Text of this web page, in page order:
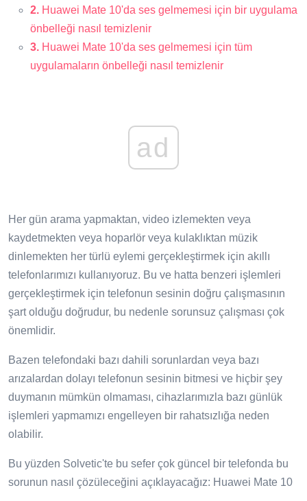
2. Huawei Mate 10'da ses gelmemesi için bir uygulama
önbelleği nasıl temizlenir
3. Huawei Mate 10'da ses gelmemesi için tüm
uygulamaların önbelleği nasıl temizlenir
ad
Her gün arama yapmaktan, video izlemekten veya
kaydetmekten veya hoparlör veya kulaklıktan müzik
dinlemekten her türlü eylemi gerçekleştirmek için akıllı
telefonlarımızı kullanıyoruz. Bu ve hatta benzeri işlemleri
gerçekleştirmek için telefonun sesinin doğru çalışmasının
şart olduğu doğrudur, bu nedenle sorunsuz çalışması çok
önemlidir.
Bazen telefondaki bazı dahili sorunlardan veya bazı
arızalardan dolayı telefonun sesinin bitmesi ve hiçbir şey
duymanın mümkün olmaması, cihazlarımızla bazı günlük
işlemleri yapmamızı engelleyen bir rahatsızlığa neden
olabilir.
Bu yüzden Solvetic'te bu sefer çok güncel bir telefonda bu
sorunun nasıl çözüleceğini açıklayacağız: Huawei Mate 10